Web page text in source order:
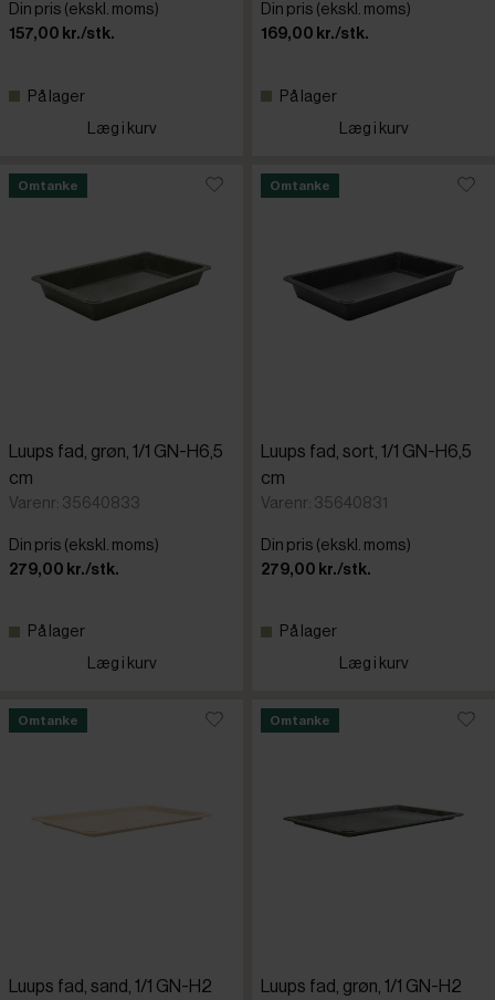
Din pris (ekskl. moms)
157,00 kr./stk.
På lager
Læg i kurv
Din pris (ekskl. moms)
169,00 kr./stk.
På lager
Læg i kurv
Omtanke
Luups fad, grøn, 1/1 GN-H6,5
cm
Varenr: 35640833
Din pris (ekskl. moms)
279,00 kr./stk.
På lager
Læg i kurv
Omtanke
Luups fad, sort, 1/1 GN-H6,5
cm
Varenr: 35640831
Din pris (ekskl. moms)
279,00 kr./stk.
På lager
Læg i kurv
Omtanke
Luups fad, sand, 1/1 GN-H2
Omtanke
Luups fad, grøn, 1/1 GN-H2